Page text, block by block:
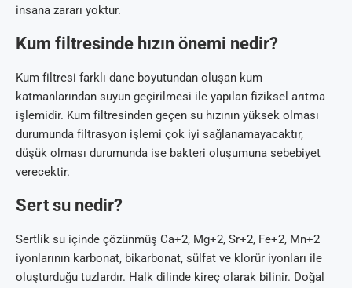
insana zararı yoktur.
Kum filtresinde hızın önemi nedir?
Kum filtresi farklı dane boyutundan oluşan kum
katmanlarından suyun geçirilmesi ile yapılan fiziksel arıtma
işlemidir. Kum filtresinden geçen su hızının yüksek olması
durumunda filtrasyon işlemi çok iyi sağlanamayacaktır,
düşük olması durumunda ise bakteri oluşumuna sebebiyet
verecektir.
Sert su nedir?
Sertlik su içinde çözünmüş Ca+2, Mg+2, Sr+2, Fe+2, Mn+2
iyonlarının karbonat, bikarbonat, sülfat ve klorür iyonları ile
oluşturduğu tuzlardır. Halk dilinde kireç olarak bilinir. Doğal